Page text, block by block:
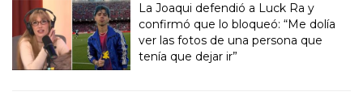
La Joaqui defendió a Luck Ra y
confirmó que lo bloqueó: “Me dolía
ver las fotos de una persona que
tenía que dejar ir”